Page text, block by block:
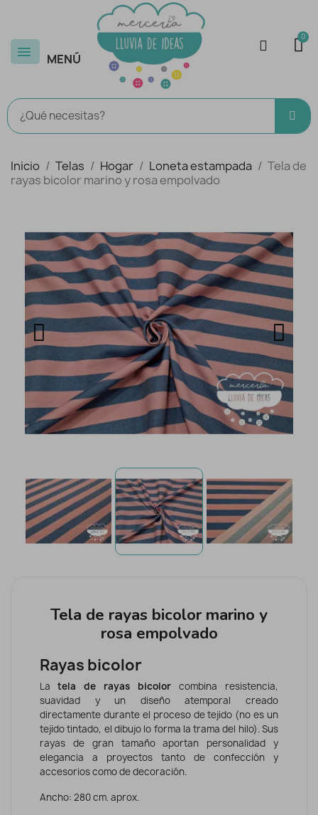
MENÚ
Inicio Telas Hogar Loneta estampada
Tela de
rayas bicolor marino y rosa empolvado
Tela de rayas bicolor marino y
rosa empolvado
Rayas bicolor
La tela de rayas bicolor combina resistencia,
suavidad y un diseño atemporal creado
directamente durante el proceso de tejido (no es un
tejido tintado, el dibujo lo forma la trama del hilo). Sus
rayas de gran tamaño aportan personalidad y
elegancia a proyectos tanto de confección y
accesorios como de decoración.
Ancho: 280 cm. aprox.